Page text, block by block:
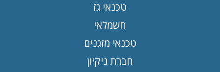
טכנאי גז
חשמלאי
טכנאי מזגנים
חברת ניקיון